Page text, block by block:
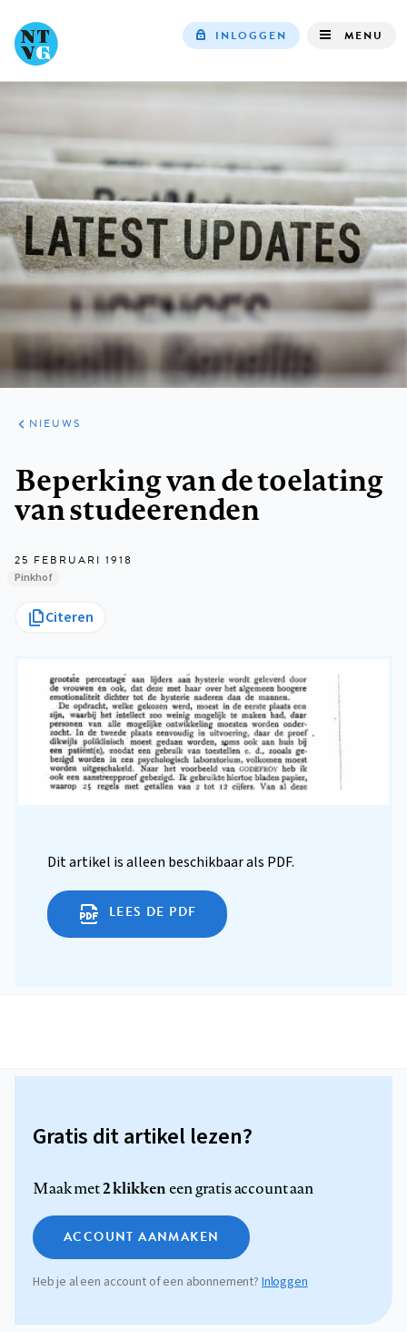
navigation
INLOGGEN MENU
ARTIKELEN
HET
KORT
NIEUWS
Beperking van de toelating
van studeerenden
25 FEBRUARI 1918
Pinkhof
Citeren
Dit artikel is alleen beschikbaar als PDF.
LEES DE PDF
Gratis dit artikel lezen?
Maak met2 klikkeneen gratis account aan
ACCOUNT AANMAKEN
Heb je al een account of een abonnement? Inloggen